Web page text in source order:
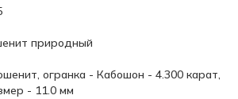
природный
огранка - Кабошон - 4.300 карат,
- 11.0 мм